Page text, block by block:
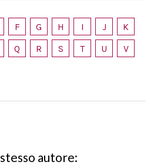
F G H I J
K
Q R S T U
V
autore: